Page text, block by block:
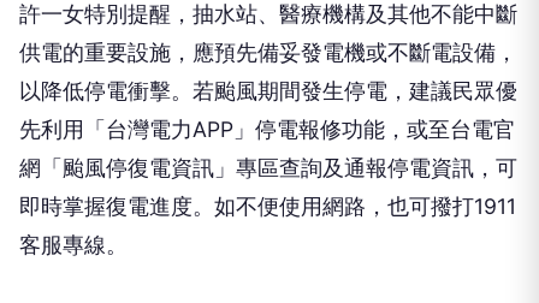
許一女特別提醒，抽水站、醫療機構及其他不能中斷
供電的重要設施，應預先備妥發電機或不斷電設備，
以降低停電衝擊。若颱風期間發生停電，建議民眾優
先利用「台灣電力APP」停電報修功能，或至台電官
網「颱風停復電資訊」專區查詢及通報停電資訊，可
即時掌握復電進度。如不便使用網路，也可撥打1911
客服專線。